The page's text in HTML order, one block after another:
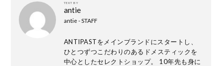
TEXT BY
antie
antie - STAFF
ANTIPASTをメインブランドにスタートし、
ひとつずつこだわりのあるドメスティックを
中心としたセレクトショップ。 10年先も身に